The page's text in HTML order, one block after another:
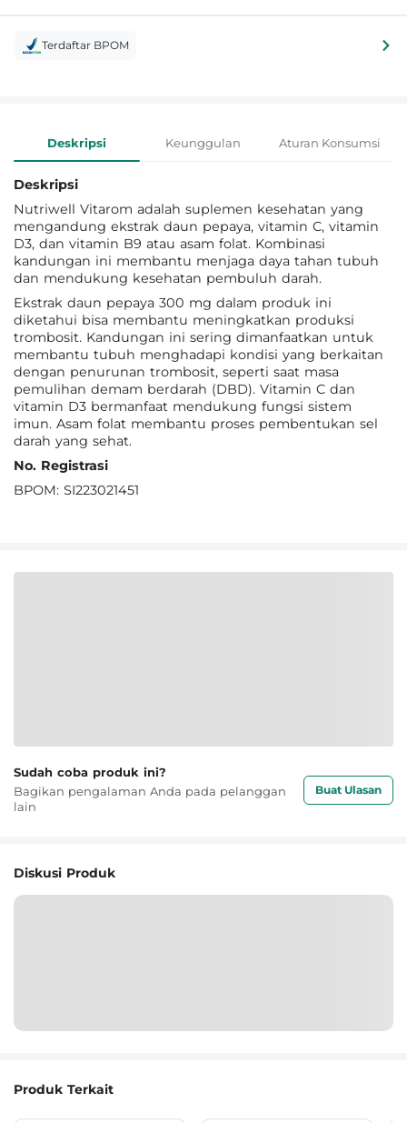
Terdaftar BPOM
Informasi Produk
Deskripsi Keunggulan Aturan Konsumsi
Deskripsi
Nutriwell Vitarom adalah suplemen kesehatan yang
mengandung ekstrak daun pepaya, vitamin C, vitamin
D3, dan vitamin B9 atau asam folat. Kombinasi
kandungan ini membantu menjaga daya tahan tubuh
dan mendukung kesehatan pembuluh darah.
Ekstrak daun pepaya 300 mg dalam produk ini
diketahui bisa membantu meningkatkan produksi
trombosit. Kandungan ini sering dimanfaatkan untuk
membantu tubuh menghadapi kondisi yang berkaitan
dengan penurunan trombosit, seperti saat masa
pemulihan demam berdarah (DBD). Vitamin C dan
vitamin D3 bermanfaat mendukung fungsi sistem
imun. Asam folat membantu proses pembentukan sel
darah yang sehat.
No. Registrasi
BPOM: SI223021451
Sudah coba produk ini?
Bagikan pengalaman Anda pada pelanggan
lain
Buat Ulasan
Diskusi Produk
Produk Terkait